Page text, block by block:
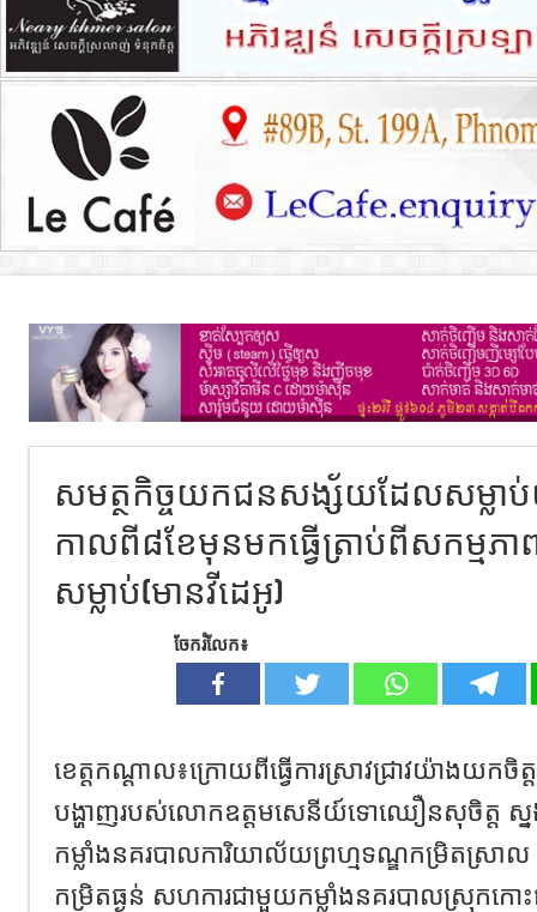
សមត្ថកិច្ចយកជនសង្ស័យដែលសម្លាប់
កាលពី៨ខែមុនមកធ្វើត្រាប់ពីសកម្មភ
សម្លាប់(មានវីដេអូ)
ចែករំលែក៖
ខេត្តកណ្ដាល៖ក្រោយពីធ្វើការស្រាវជ្រាវយ៉ាងយកចិ
បង្ហាញរបស់លោកឧត្តមសេនីយ៍ទោឈឿន​សុចិត្ត​ ស្នង
កម្លាំងនគរបាលការិយាល័យព្រហ្មទណ្ឌកម្រិតស្រា
កម្រិតធ្ងន់ សហការជាមួយកម្លាំងនគរបាលស្រុកកោះធំ